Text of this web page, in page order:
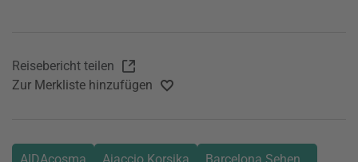
Reisebericht teilen
Zur Merkliste hinzufügen